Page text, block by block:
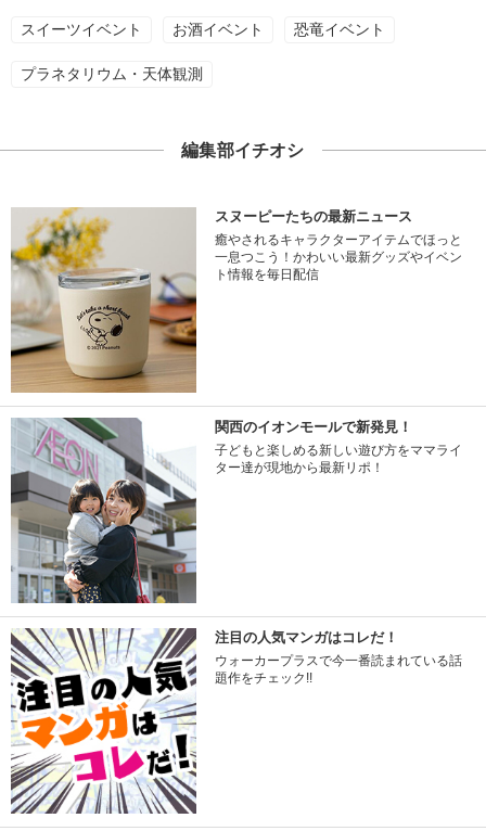
スイーツイベント お酒イベント 恐竜イベント
プラネタリウム・天体観測
編集部イチオシ
スヌーピーたちの最新ニュース
癒やされるキャラクターアイテムでほっと
一息つこう！かわいい最新グッズやイベン
ト情報を毎日配信
関西のイオンモールで新発見！
子どもと楽しめる新しい遊び方をママライ
ター達が現地から最新リポ！
注目の人気マンガはコレだ！
ウォーカープラスで今一番読まれている話
題作をチェック!!